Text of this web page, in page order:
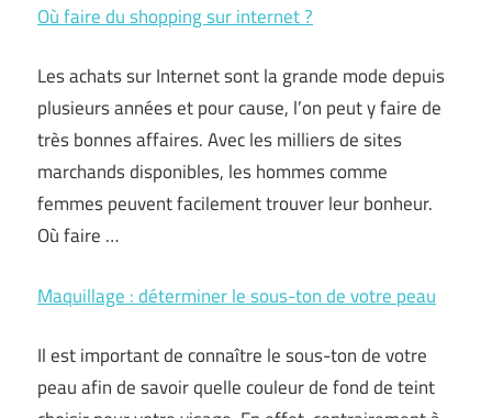
Où faire du shopping sur internet ?
Les achats sur Internet sont la grande mode depuis
plusieurs années et pour cause, l’on peut y faire de
très bonnes affaires. Avec les milliers de sites
marchands disponibles, les hommes comme
femmes peuvent facilement trouver leur bonheur.
Où faire …
Maquillage : déterminer le sous-ton de votre peau
Il est important de connaître le sous-ton de votre
peau afin de savoir quelle couleur de fond de teint